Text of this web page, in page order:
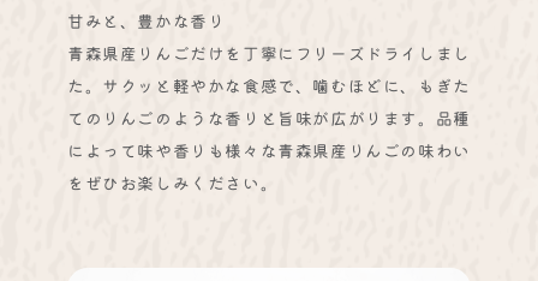
甘みと、豊かな香り
青森県産りんごだけを丁寧にフリーズドライしまし
た。サクッと軽やかな食感で、噛むほどに、もぎた
てのりんごのような香りと旨味が広がります。品種
によって味や香りも様々な青森県産りんごの味わい
をぜひお楽しみください。